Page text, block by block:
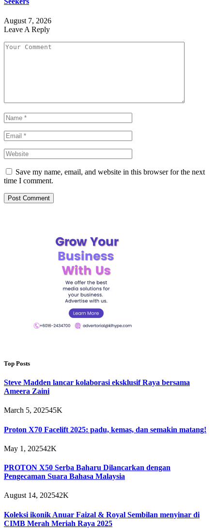
August 7, 2026
Leave A Reply
Save my name, email, and website in this browser for the next
time I comment.
Top Posts
Steve Madden lancar kolaborasi eksklusif Raya bersama
Ameera Zaini
March 5, 202545K
Proton X70 Facelift 2025: padu, kemas, dan semakin matang!
May 1, 202542K
PROTON X50 Serba Baharu Dilancarkan dengan
Pengecaman Suara Bahasa Malaysia
August 14, 202542K
Koleksi ikonik Anuar Faizal & Royal Sembilan menyinar di
CIMB Merah Meriah Raya 2025